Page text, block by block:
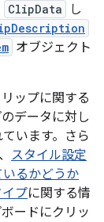
ClipData
し
オブジェクト
ップに関する
データに対し
います。さら
スタイル設定
るかどうか
プに関する情
ードにクリッ